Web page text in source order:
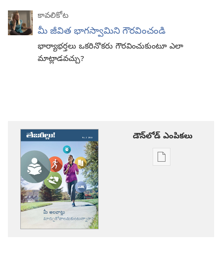
కావలికోట
మీ జీవిత భాగస్వామిని గౌరవించండి
భార్యాభర్తలు ఒకరినొకరు గౌరవించుకుంటూ ఎలా
మాట్లాడవచ్చు?
డౌన్‌లోడ్‌ ఎంపికలు
ప్రచురణల